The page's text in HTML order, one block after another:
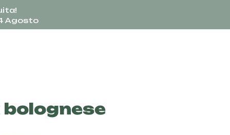
Agosto
bolognese